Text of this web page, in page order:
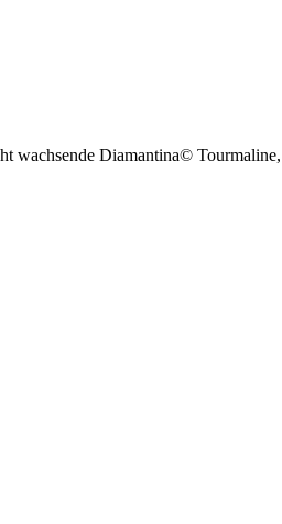
wachsende Diamantina©